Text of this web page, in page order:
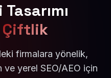
Çiftlik
firmalara yönelik,
ve yerel SEO/AEO için